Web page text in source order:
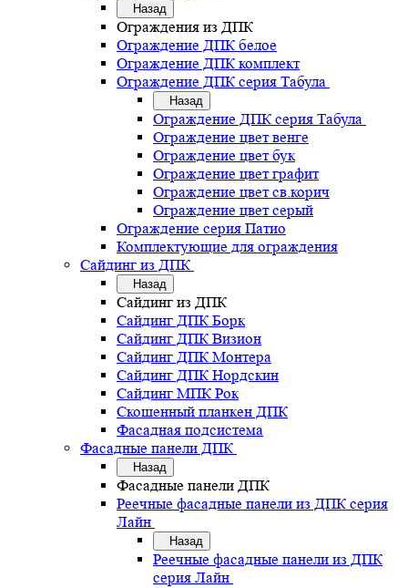
Назад
Ограждения из ДПК
Ограждение ДПК белое
Ограждение ДПК комплект
Ограждение ДПК серия Табула
Назад
Ограждение ДПК серия Табула
Ограждение цвет венге
Ограждение цвет бук
Ограждение цвет графит
Ограждение цвет св.корич
Ограждение цвет серый
Ограждение серия Патио
Комплектующие для ограждения
Сайдинг из ДПК
Назад
Сайдинг из ДПК
Сайдинг ДПК Борк
Сайдинг ДПК Визион
Сайдинг ДПК Монтера
Сайдинг ДПК Нордскин
Сайдинг МПК Рок
Скошенный планкен ДПК
Фасадная подсистема
Фасадные панели ДПК
Назад
Фасадные панели ДПК
Реечные фасадные панели из ДПК серия
Лайн
Назад
Реечные фасадные панели из ДПК
серия Лайн